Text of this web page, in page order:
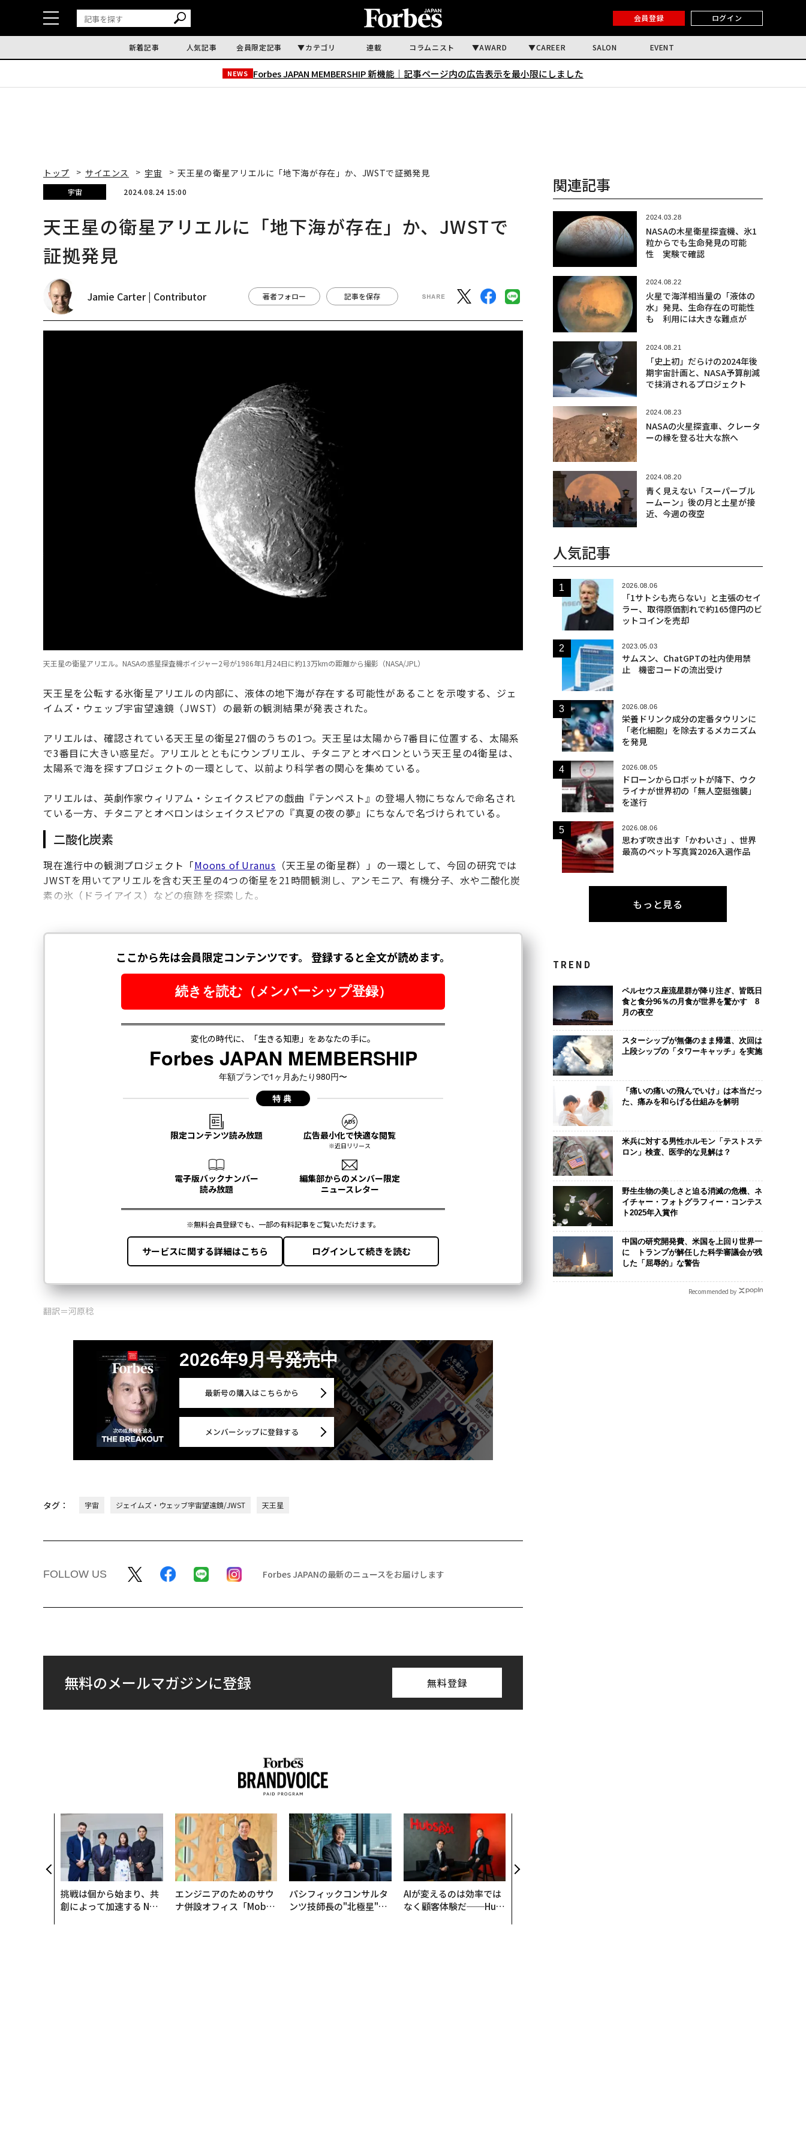
会員登録 ログイン
新着記事 人気記事 会員限定記事 カテゴリ 連載 コラムニスト AWARD CAREER SALON EVENT
NEWS Forbes JAPAN MEMBERSHIP 新機能｜ 記事ページ内の広告表示を最小限にしました
トップ サイエンス 宇宙 天王星の衛星アリエルに「地下海が存在」か、JWSTで証拠発見
宇宙 2024.08.24 15:00
天王星の衛星アリエルに「地下海が存在」か、JWSTで
証拠発見
Jamie Carter | Contributor 著者フォロー 記事を保存
天王星の衛星アリエル。NASAの惑星探査機ボイジャー2号が1986年1月24日に約13万kmの距離から撮影（NASA/JPL）
天王星を公転する氷衛星アリエルの内部に、液体の地下海が存在する可能性があることを示唆する、ジェ
イムズ・ウェッブ宇宙望遠鏡（JWST）の最新の観測結果が発表された。
アリエルは、確認されている天王星の衛星27個のうちの1つ。天王星は太陽から7番目に位置する、太陽系
で3番目に大きい惑星だ。アリエルとともにウンブリエル、チタニアとオベロンという天王星の4衛星は、
太陽系で海を探すプロジェクトの一環として、以前より科学者の関心を集めている。
アリエルは、英劇作家ウィリアム・シェイクスピアの戯曲『テンペスト』の登場人物にちなんで命名され
ている一方、チタニアとオベロンはシェイクスピアの『真夏の夜の夢』にちなんで名づけられている。
二酸化炭素
現在進行中の観測プロジェクト「Moons of Uranus （天王星の衛星群）」の一環として、今回の研究では
JWSTを用いてアリエルを含む天王星の4つの衛星を21時間観測し、アンモニア、有機分子、水や二酸化炭
素の氷（ドライアイス）などの痕跡を探索した。
翻訳＝河原稔
2026年9月号発売中
最新号の購入はこちらから
メンバーシップに登録する
タグ： 宇宙 ジェイムズ・ウェッブ宇宙望遠鏡/JWST 天王星
FOLLOW US Forbes JAPANの最新のニュースをお届けします
無料のメールマガジンに登録 無料登録
挑戦は個から始まり、共
創によって加速する NOR
エンジニアのためのサウ
ナ併設オフィス「Mobiu
パシフィックコンサルタ
ンツ技師長の"北極星"。
AIが変えるのは効率では
なく顧客体験だ──Hub
関連記事
2024.03.28
NASAの木星衛星探査機、氷1
粒からでも生命発見の可能
性 実験で確認
2024.08.22
火星で海洋相当量の「液体の
水」発見、生命存在の可能性
も 利用には大きな難点が
2024.08.21
「史上初」だらけの2024年後
期宇宙計画と、NASA予算削減
で抹消されるプロジェクト
2024.08.23
NASAの火星探査車、クレータ
ーの縁を登る壮大な旅へ
2024.08.20
青く見えない「スーパーブル
ームーン」後の月と土星が接
近、今週の夜空
人気記事
2026.08.06
「1サトシも売らない」と主張のセイ
ラー、取得原価割れで約165億円のビ
ットコインを売却
2023.05.03
サムスン、ChatGPTの社内使用禁
止 機密コードの流出受け
2026.08.06
栄養ドリンク成分の定番タウリンに
「老化細胞」を除去するメカニズム
を発見
2026.08.05
ドローンからロボットが降下、ウク
ライナが世界初の「無人空挺強襲」
を遂行
2026.08.06
思わず吹き出す「かわいさ」、世界
最高のペット写真賞2026入選作品
もっと見る
TREND
ペルセウス座流星群が降り注ぎ、皆既日
食と食分96％の月食が世界を驚かす 8
月の夜空
スターシップが無傷のまま帰還、次回は
上段シップの「タワーキャッチ」を実施
「痛いの痛いの飛んでいけ」は本当だっ
た、痛みを和らげる仕組みを解明
米兵に対する男性ホルモン「テストステ
ロン」検査、医学的な見解は？
野生生物の美しさと迫る消滅の危機、ネ
イチャー・フォトグラフィー・コンテス
ト2025年入賞作
中国の研究開発費、米国を上回り世界一
に トランプが解任した科学審議会が残
した「屈辱的」な警告
Recommended by